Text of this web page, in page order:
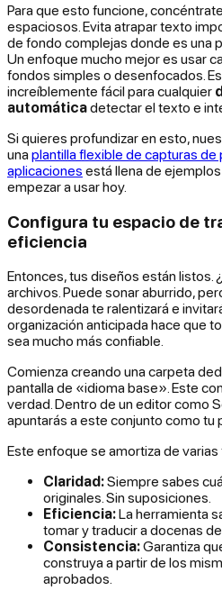
Para que esto funcione,
espaciosos. Evita atrapar texto
de fondo complejas donde es una
Un enfoque mucho mejor es usar
fondos simples o desenfocados.
increíblemente fácil para cualquier
automáticadetectar el texto e
Si quieres profundizar en esto,
una plantilla flexible de capturas de
aplicaciones está llena de
empezar a usar hoy.
Configura tu espacio de
eficiencia
Entonces, tus diseños están listos.
archivos. Puede sonar aburrido,
desordenada te ralentizará e
organización anticipada hace que
sea mucho más confiable.
Comienza creando una carpeta
pantalla de «idioma base». Este
verdad. Dentro de un editor como
apuntarás a este conjunto como tu
Este enfoque se amortiza de varias
Claridad:Siempre sabes
originales. Sin suposiciones.
Eficiencia:La herramienta
tomar y traducir a docenas
Consistencia:Garantiza
construya a partir de los
aprobados.